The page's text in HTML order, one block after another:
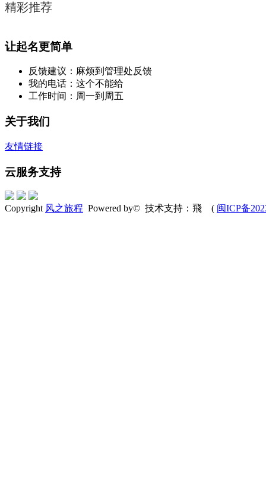
精彩推荐
让起名更简单
反馈建议：麻烦到管理处反馈
我的电话：这个不能给
工作时间：周一到周五
关于我们
友情链接
云服务支持
Copyright 风之旅程 Powered by© 技术支持：飛 ( 闽ICP备